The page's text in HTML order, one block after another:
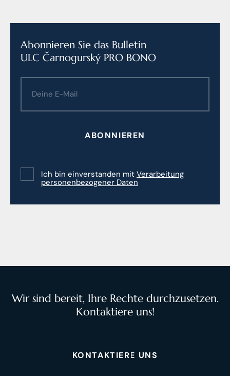
Abonnieren Sie das Bulletin
ULC Čarnogurský PRO BONO
ABONNIEREN
Ich bin einverstanden mit Verarbeitung
personenbezogener Daten
Wir sind bereit, Ihre Rechte durchzusetzen.
Kontaktiere uns!
KONTAKTIERE UNS